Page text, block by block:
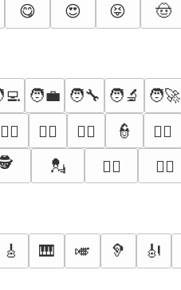
😋 😍 😝 🤠
🧑‍💼 🧑‍🔧 🧑‍🔬 🧑‍🚀
🕵️‍♀️ 👮‍♀️ 👮‍♂️ 👮 👨‍⚕️
💂 👷‍♀️ 👷‍♂️
🎸 🎹 🎺 🦻 🎻